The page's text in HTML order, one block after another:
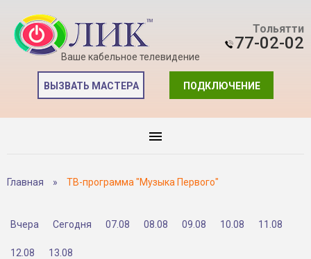
Ваше кабельное телевидение
Тольятти
77-02-02
ПОДКЛЮЧЕНИЕ
ВЫЗВАТЬ МАСТЕРА
Главная » ТВ-программа "Музыка Первого"
Вчера Сегодня 07.08 08.08 09.08 10.08 11.08
12.08 13.08